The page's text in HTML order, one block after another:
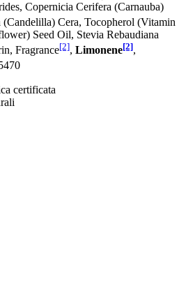
Copernicia Cerifera (Carnauba)
(Candelilla) Cera, Tocopherol (Vitamin
Seed Oil, Stevia Rebaudiana
Fragrance[2], Limonene[2],
certificata